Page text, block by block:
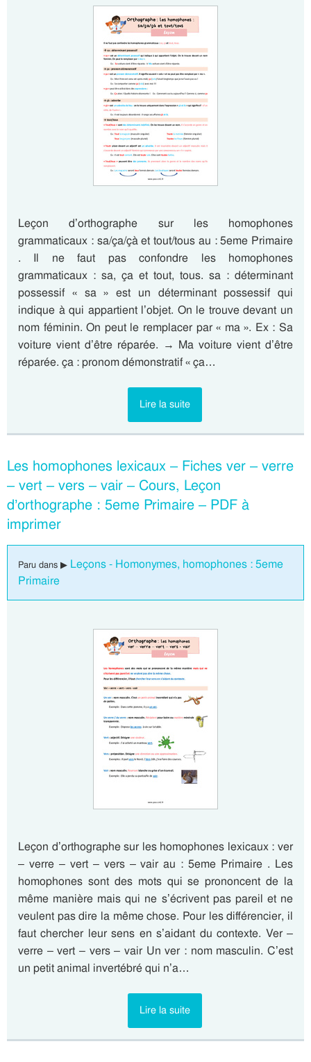
Leçon d’orthographe sur les homophones
grammaticaux : sa/ça/çà et tout/tous au : 5eme Primaire
. Il ne faut pas confondre les homophones
grammaticaux : sa, ça et tout, tous. sa : déterminant
possessif « sa » est un déterminant possessif qui
indique à qui appartient l’objet. On le trouve devant un
nom féminin. On peut le remplacer par « ma ». Ex : Sa
voiture vient d’être réparée. → Ma voiture vient d’être
réparée. ça : pronom démonstratif « ça…
Lire la suite
Les homophones lexicaux – Fiches ver – verre
– vert – vers – vair – Cours, Leçon
d’orthographe : 5eme Primaire – PDF à
imprimer
Paru dans ▶ Leçons - Homonymes, homophones : 5eme
Primaire
Leçon d’orthographe sur les homophones lexicaux : ver
– verre – vert – vers – vair au : 5eme Primaire . Les
homophones sont des mots qui se prononcent de la
même manière mais qui ne s’écrivent pas pareil et ne
veulent pas dire la même chose. Pour les différencier, il
faut chercher leur sens en s’aidant du contexte. Ver –
verre – vert – vers – vair Un ver : nom masculin. C’est
un petit animal invertébré qui n’a…
Lire la suite